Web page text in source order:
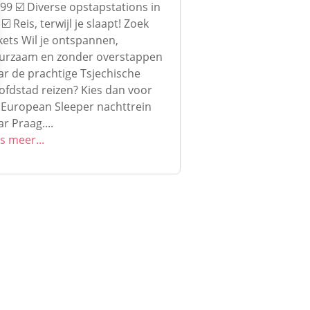
☑️ Diverse opstapstations in
☑️ Reis, terwijl je slaapt! Zoek
Wil je ontspannen,
en zonder overstappen
de prachtige Tsjechische
reizen? Kies dan voor
Sleeper nachttrein
Praag....
meer...